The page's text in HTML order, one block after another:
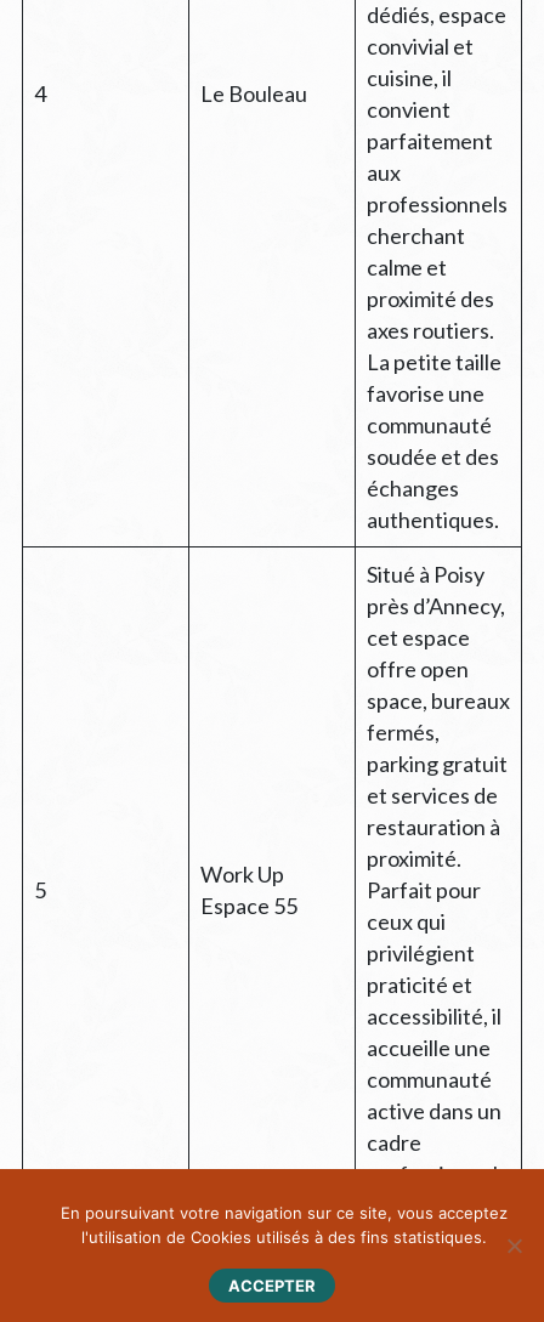
4 Le Bouleau
dédiés, espace
convivial et
cuisine, il
convient
parfaitement
aux
professionnels
cherchant
calme et
proximité des
axes routiers.
La petite taille
favorise une
communauté
soudée et des
échanges
authentiques.
5
Work Up
Espace 55
Situé à Poisy
près d’Annecy,
cet espace
offre open
space, bureaux
fermés,
parking gratuit
et services de
restauration à
proximité.
Parfait pour
ceux qui
privilégient
praticité et
accessibilité, il
accueille une
communauté
active dans un
cadre
professionnel
et convivial.
En poursuivant votre navigation sur ce site, vous acceptez
l'utilisation de Cookies utilisés à des fins statistiques.
ACCEPTER